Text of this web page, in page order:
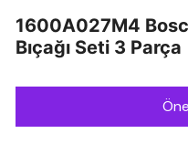
1600A027M4
Bıçağı Seti 3 Parça